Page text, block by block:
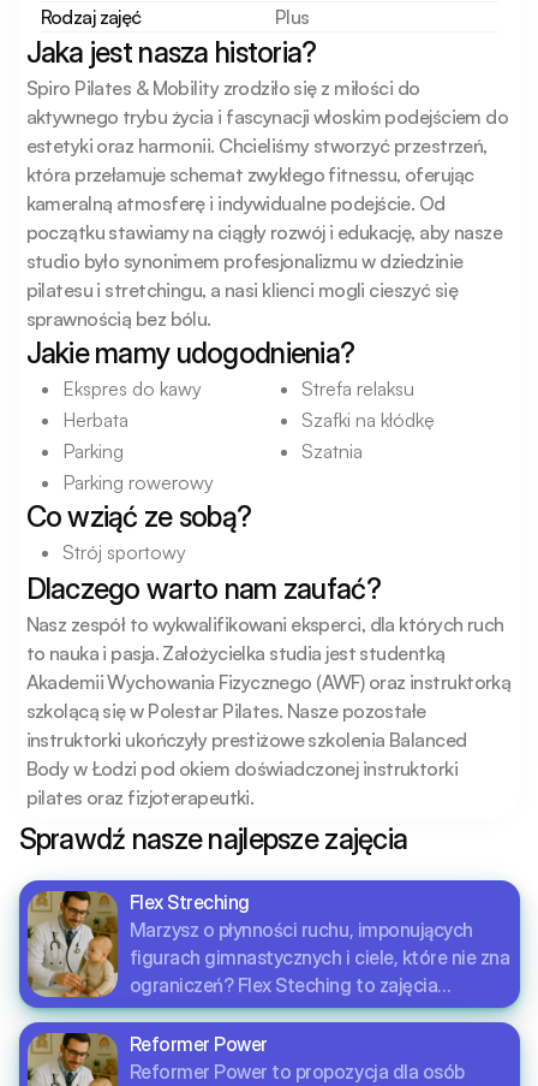
Rodzaj zajęć
Plus
Jaka jest nasza historia?
Spiro Pilates & Mobility zrodziło się z miłości do
aktywnego trybu życia i fascynacji włoskim podejściem do
estetyki oraz harmonii. Chcieliśmy stworzyć przestrzeń,
która przełamuje schemat zwykłego fitnessu, oferując
kameralną atmosferę i indywidualne podejście. Od
początku stawiamy na ciągły rozwój i edukację, aby nasze
studio było synonimem profesjonalizmu w dziedzinie
pilatesu i stretchingu, a nasi klienci mogli cieszyć się
sprawnością bez bólu.
Jakie mamy udogodnienia?
Ekspres do kawy
Herbata
Parking
Parking rowerowy
Strefa relaksu
Szafki na kłódkę
Szatnia
Co wziąć ze sobą?
Strój sportowy
Dlaczego warto nam zaufać?
Nasz zespół to wykwalifikowani eksperci, dla których ruch
to nauka i pasja. Założycielka studia jest studentką
Akademii Wychowania Fizycznego (AWF) oraz instruktorką
szkolącą się w Polestar Pilates. Nasze pozostałe
instruktorki ukończyły prestiżowe szkolenia Balanced
Body w Łodzi pod okiem doświadczonej instruktorki
pilates oraz fizjoterapeutki.
Sprawdź nasze najlepsze zajęcia
Flex Streching
Marzysz o płynności ruchu, imponujących
figurach gimnastycznych i ciele, które nie zna
ograniczeń? Flex Steching to zajęcia
skupione na bezpiecznym zwiększaniu
zakresów oraz nauce fundamentów figur
gimnastycznych. Program zajęć łączy
Reformer Power
Reformer Power to propozycja dla osób